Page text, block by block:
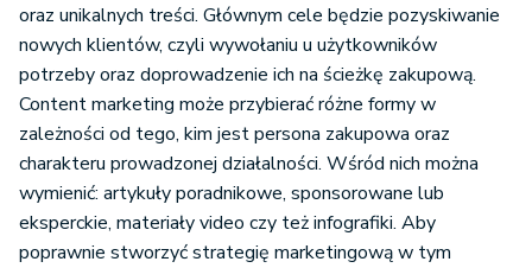
oraz unikalnych treści. Głównym cele będzie pozyskiwanie
nowych klientów, czyli wywołaniu u użytkowników
potrzeby oraz doprowadzenie ich na ścieżkę zakupową.
Content marketing może przybierać różne formy w
zależności od tego, kim jest persona zakupowa oraz
charakteru prowadzonej działalności. Wśród nich można
wymienić: artykuły poradnikowe, sponsorowane lub
eksperckie, materiały video czy też infografiki. Aby
poprawnie stworzyć strategię marketingową w tym